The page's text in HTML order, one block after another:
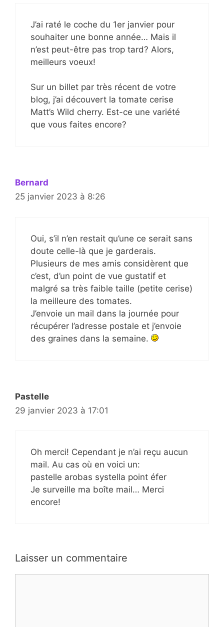
J’ai raté le coche du 1er janvier pour
souhaiter une bonne année… Mais il
n’est peut-être pas trop tard? Alors,
meilleurs voeux!
Sur un billet par très récent de votre
blog, j’ai découvert la tomate cerise
Matt’s Wild cherry. Est-ce une variété
que vous faites encore?
Bernard
25 janvier 2023 à 8:26
Oui, s’il n’en restait qu’une ce serait sans
doute celle-là que je garderais.
Plusieurs de mes amis considèrent que
c’est, d’un point de vue gustatif et
malgré sa très faible taille (petite cerise)
la meilleure des tomates.
J’envoie un mail dans la journée pour
récupérer l’adresse postale et j’envoie
des graines dans la semaine.
Pastelle
29 janvier 2023 à 17:01
Oh merci! Cependant je n’ai reçu aucun
mail. Au cas où en voici un:
pastelle arobas systella point éfer
Je surveille ma boîte mail… Merci
encore!
Laisser un commentaire